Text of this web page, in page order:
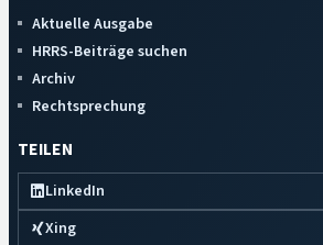
Aktuelle Ausgabe
HRRS-Beiträge suchen
Archiv
Rechtsprechung
TEILEN
LinkedIn
Xing